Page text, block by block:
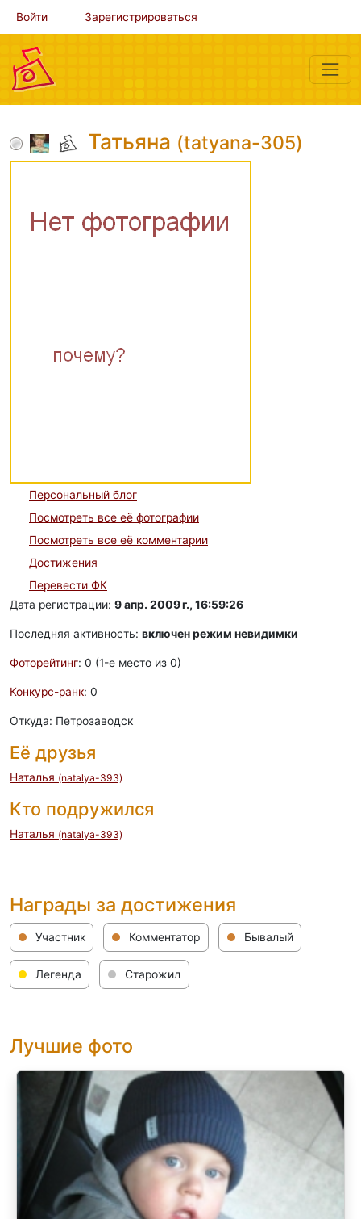
Войти Зарегистрироваться
Татьяна (tatyana-305)
Персональный блог
Посмотреть все её фотографии
Посмотреть все её комментарии
Достижения
Перевести ФК
Дата регистрации: 9 апр. 2009 г., 16:59:26
Последняя активность: включен режим невидимки
Фоторейтинг: 0 (1-e место из 0)
Конкурс-ранк: 0
Откуда: Петрозаводск
Её друзья
Наталья (natalya-393)
Кто подружился
Наталья (natalya-393)
Награды за достижения
Участник Комментатор Бывалый
Легенда Старожил
Лучшие фото